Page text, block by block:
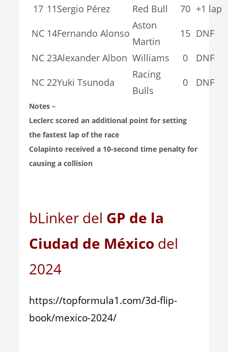
17 11Sergio Pérez Red Bull 70 +1 lap
NC 14Fernando Alonso
Aston
Martin
15 DNF
NC 23Alexander Albon Williams 0
DNF
NC 22Yuki Tsunoda
Racing
Bulls
0 DNF
Notes –
Leclerc scored an additional point for setting
the fastest lap of the race
Colapinto received a 10-second time penalty for
causing a collision
bLinker del GP de la
Ciudad de México del
2024
https://topformula1.com/3d-flip-
book/mexico-2024/